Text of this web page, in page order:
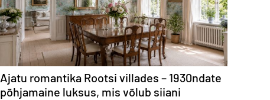
Ajatu romantika Rootsi villades – 1930ndate
põhjamaine luksus, mis võlub siiani